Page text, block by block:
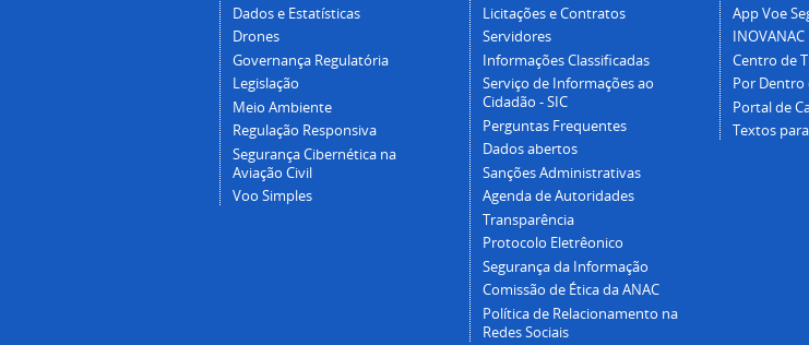
Dados e Estatísticas
Drones
Governança Regulatória
Legislação
Meio Ambiente
Regulação Responsiva
Segurança Cibernética na
Aviação Civil
Voo Simples
Licitações e Contratos
Servidores
Informações Classificadas
Serviço de Informações ao
Cidadão - SIC
Perguntas Frequentes
Dados abertos
Sanções Administrativas
Agenda de Autoridades
Transparência
Protocolo Eletrêonico
Segurança da Informação
Comissão de Ética da ANAC
Política de Relacionamento na
Redes Sociais
App Voe
INOVANAC
Centro de
Por Dentro
Portal de
Textos